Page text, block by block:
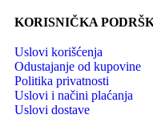
KORISNIČKA
Uslovi korišćenja
Odustajanje od kupovine
Politika privatnosti
Uslovi i načini plaćanja
Uslovi dostave